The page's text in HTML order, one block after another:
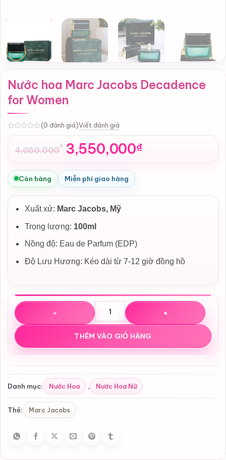
Nước hoa Marc Jacobs Decadence
for Women
(0 đánh giá)Viết đánh giá
4,050,000₫
Giá
gốc
là:
4,050,000₫.
3,550,000₫
Giá
hiện
tại
là:
3,550,000₫.
Còn hàng Miễn phí giao hàng
Xuất xứ: Marc Jacobs, Mỹ
Trọng lượng: 100ml
Nồng độ: Eau de Parfum (EDP)
Độ Lưu Hương: Kéo dài từ 7-12 giờ đồng hồ
Nước hoa Marc Jacobs Decadence for Women số lượng
THÊM VÀO GIỎ HÀNG
Danh mục: Nước Hoa , Nước Hoa Nữ
Thẻ: Marc Jacobs